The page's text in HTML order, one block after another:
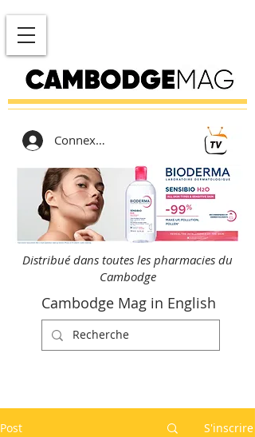
Connexion
Distribué dans toutes les pharmacies du
Cambodge
Cambodge Mag in English
Post S'inscrire